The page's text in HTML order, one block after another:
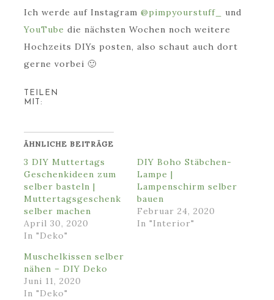
Ich werde auf Instagram @pimpyourstuff_
und
YouTube die nächsten Wochen noch weitere
Hochzeits DIYs posten, also schaut auch dort
gerne vorbei 🙂
TEILEN
MIT:
ÄHNLICHE BEITRÄGE
3 DIY Muttertags
Geschenkideen zum
selber basteln |
Muttertagsgeschenk
selber machen
April 30, 2020
In "Deko"
DIY Boho Stäbchen-
Lampe |
Lampenschirm selber
bauen
Februar 24, 2020
In "Interior"
Muschelkissen selber
nähen – DIY Deko
Juni 11, 2020
In "Deko"